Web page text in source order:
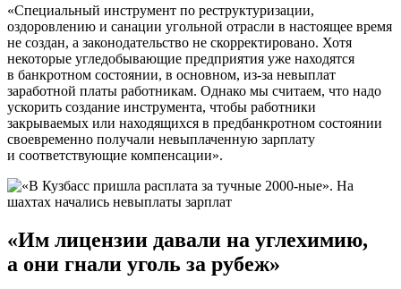
«Специальный инструмент по реструктуризации,
оздоровлению и санации угольной отрасли в настоящее время
не создан, а законодательство не скорректировано. Хотя
некоторые угледобывающие предприятия уже находятся
в банкротном состоянии, в основном, из-за невыплат
заработной платы работникам. Однако мы считаем, что надо
ускорить создание инструмента, чтобы работники
закрываемых или находящихся в предбанкротном состоянии
своевременно получали невыплаченную зарплату
и соответствующие компенсации».
«Им лицензии давали на углехимию,
а они гнали уголь за рубеж»